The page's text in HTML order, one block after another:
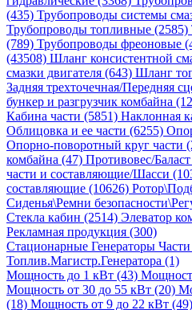
(435) Трубопроводы системы
Трубопроводы топливные (2585)
(789) Трубопроводы фреоновые
(43508) Шланг консистентной
смазки двигателя (643) Шланг
Задняя трехточечная/Передняя
бункер и разгрузчик комбайна
Кабина части (5851) Наклонная
Облицовка и ее части (6255)
Опорно-поворотный круг части
комбайна (47) Противовес/
части и составляющие/Шасси
составляющие (10626)
Сиденья\Ремни
Стекла кабин (2514) Элеватор
Рекламная продукция (300)
Стационарные Генераторы
Топлив.Магистр.Генератора (1)
Мощность до 1 кВт (43)
Мощность от 30 до 55 кВт (20)
(18) Мощность от 9 до 22 кВт (49)